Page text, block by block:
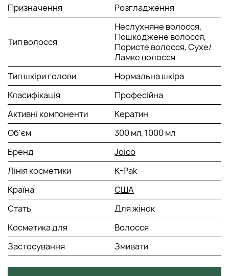
Призначення
Розгладження
Тип волосся
Неслухняне волосся,
Пошкоджене волосся,
Пористе волосся, Сухе/
Ламке волосся
Тип шкіри голови
Нормальна шкіра
Класифікація
Професійна
Активні компоненти
Кератин
Об'єм
300 мл, 1000 мл
Бренд
Joico
Лінія косметики
K-Pak
Країна
США
Стать
Для жінок
Косметика для
Волосся
Застосування
Змивати